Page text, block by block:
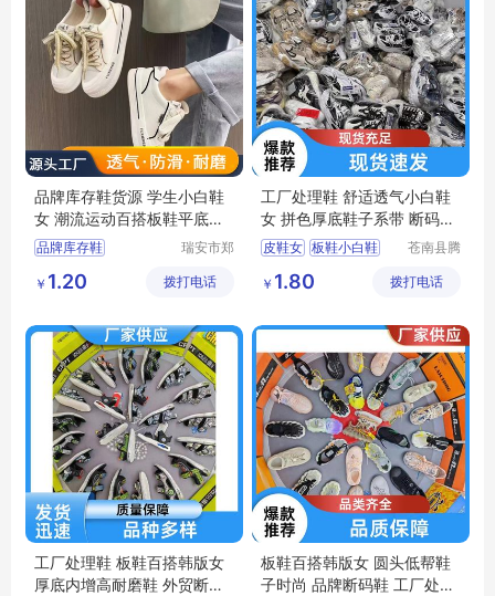
品牌库存鞋货源 学生小白鞋
女 潮流运动百搭板鞋平底休
闲
品牌库存鞋
百搭板鞋
平底休闲鞋
瑞安市郑
（个体工
￥ 1.20 拨打电话
工厂处理鞋 舒适透气小白鞋
女 拼色厚底鞋子系带 断码鞋
直供
皮鞋女 板鞋小白鞋
小白鞋时尚百搭
苍南县腾
务商行
￥ 1.80 拨打电话
工厂处理鞋 板鞋百搭韩版女
厚底内增高耐磨鞋 外贸断码
板鞋百搭韩版女 圆头低帮鞋
子时尚 品牌断码鞋 工厂处理